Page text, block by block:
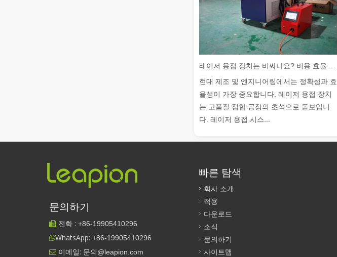
레이저 용접 장치는 비싸나요? 비용 효율적인 제품을 구입하는 방법은 무엇입니까?
현대 제조 및 엔지니어링에서는 정확성과 효
율성이 가장 중요합니다. 레이저 용접 장치
는 고품질 접합 공정의 초석으로 돋보입니
다. 레이저 용접 시스...
문의하기
 전화 : +86-19905410296
WhatsApp: +86-19905410296
 이메일: 문의@leapion.com
빠른 탐색
회사 소개
적용
다운로드
소식
문의하기
사이트맵